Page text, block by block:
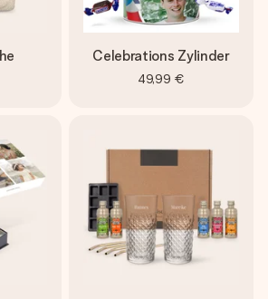
Celebrations Zylinder
49,99 €